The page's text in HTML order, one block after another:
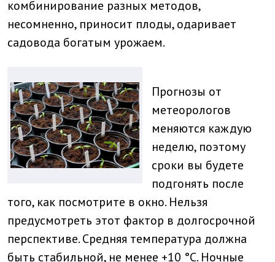
комбинирование разных методов,
несомненно, приносит плоды, одаривает
садовода богатым урожаем.
Прогнозы от
метеорологов
меняются каждую
неделю, поэтому
сроки вы будете
подгонять после
того, как посмотрите в окно. Нельзя
предусмотреть этот фактор в долгосрочной
перспективе. Средняя температура должна
быть стабильной, не менее +10 °C. Ночные